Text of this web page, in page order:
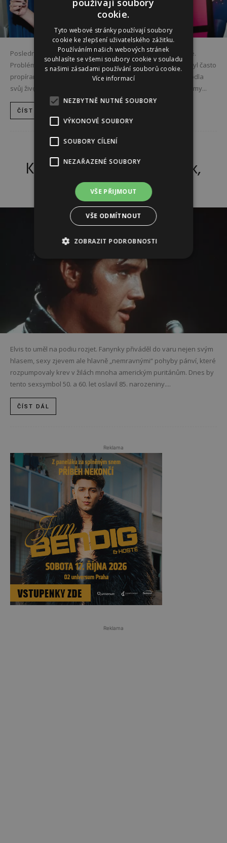
Poslední roky zpěvačky Ivety Bartošové nebyly příliš šťastné.
Problémy utápěla v alkoholu a její turbulentní osobní život byl často
propíraný v bulváru. Nešťastná zpěvačka se nakonec rozhodla
svůj život dobrovolně ukončit. Stalo se tak 29. dubna 2014 a my...
ČÍST DÁL
Král Rock ‚n‘ Rollu: blonďák,
který miloval svou matku
Elvis to uměl na podiu rozjet. Fanynky přiváděl do varu nejen svým
hlasem, sexy zjevem ale hlavně „nemravnými“ pohyby pánví, které
rozpumpovaly krev v žilách mnoha americkým puritánům. Dnes by
tento sexsymbol 50. a 60. let oslavil 85. narozeniny....
ČÍST DÁL
Reklama
Reklama
používají soubory
cookie.
Tyto webové stránky používají soubory
cookie ke zlepšení uživatelského zážitku.
Používáním našich webových stránek
souhlasíte se všemi soubory cookie v souladu
s našimi zásadami používání souborů cookie.
Více informací
NEZBYTNĚ NUTNÉ SOUBORY
VÝKONOVÉ SOUBORY
SOUBORY CÍLENÍ
NEZAŘAZENÉ SOUBORY
VŠE PŘIJMOUT
VŠE ODMÍTNOUT
ZOBRAZIT PODROBNOSTI